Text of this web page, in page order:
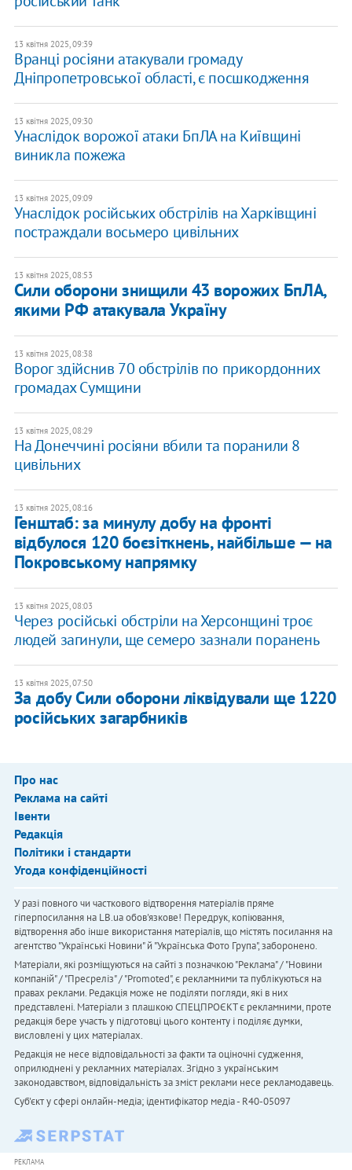
13 квітня 2025, 09:39
Вранці росіяни атакували громаду
Дніпропетровської області, є посшкодження
13 квітня 2025, 09:30
Унаслідок ворожої атаки БпЛА на Київщині
виникла пожежа
13 квітня 2025, 09:09
Унаслідок російських обстрілів на Харківщині
постраждали восьмеро цивільних
13 квітня 2025, 08:53
Сили оборони знищили 43 ворожих БпЛА,
якими РФ атакувала Україну
13 квітня 2025, 08:38
Ворог здійснив 70 обстрілів по прикордонних
громадах Сумщини
13 квітня 2025, 08:29
На Донеччині росіяни вбили та поранили 8
цивільних
13 квітня 2025, 08:16
Генштаб: за минулу добу на фронті
відбулося 120 боєзіткнень, найбільше — на
Покровському напрямку
13 квітня 2025, 08:03
Через російські обстріли на Херсонщині троє
людей загинули, ще семеро зазнали поранень
13 квітня 2025, 07:50
За добу Сили оборони ліквідували ще 1220
російських загарбників
Про нас
Реклама на сайті
Івенти
Редакція
Політики і стандарти
Угода конфіденційності
У разі повного чи часткового відтворення матеріалів пряме
гіперпосилання на LB.ua обов'язкове! Передрук, копіювання,
відтворення або інше використання матеріалів, що містять посилання на
агентство "Українськi Новини" й "Українська Фото Група", заборонено.
Матеріали, які розміщуються на сайті з позначкою "Реклама" / "Новини
компаній" / "Пресреліз" / "Promoted", є рекламними та публікуються на
правах реклами. Редакція може не поділяти погляди, які в них
представлені. Матеріали з плашкою СПЕЦПРОЄКТ є рекламними, проте
редакція бере участь у підготовці цього контенту і поділяє думки,
висловлені у цих матеріалах.
Редакція не несе відповідальності за факти та оціночні судження,
оприлюднені у рекламних матеріалах. Згідно з українським
законодавством, відповідальність за зміст реклами несе рекламодавець.
Cуб'єкт у сфері онлайн-медіа; ідентифікатор медіа - R40-05097
РЕКЛАМА